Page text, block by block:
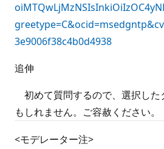
3e9006f38c4b0d4938
追伸
初めて質問するので、選択した
もしれません。ご容赦ください。
<モデレーター注>